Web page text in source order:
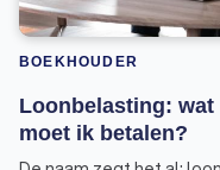
BOEKHOUDER
Loonbelasting: wat
moet ik betalen?